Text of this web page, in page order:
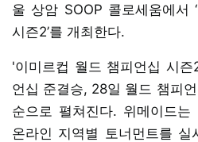
울 상암 SOOP 콜로세움에서
시즌2’를 개최한다.
'이미르컵 월드 챔피언십 시
언십 준결승, 28일 월드 챔피
순으로 펼쳐진다. 위메이드
온라인 지역별 토너먼트를 실